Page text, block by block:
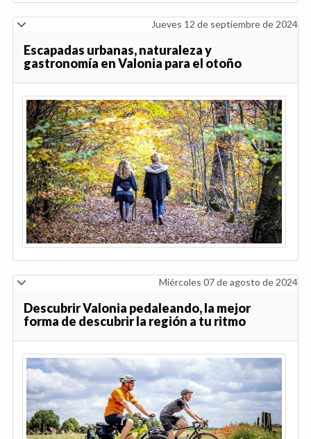
Jueves 12 de septiembre de 2024
Escapadas urbanas, naturaleza y
gastronomía en Valonia para el otoño
Miércoles 07 de agosto de 2024
Descubrir Valonia pedaleando, la mejor
forma de descubrir la región a tu ritmo